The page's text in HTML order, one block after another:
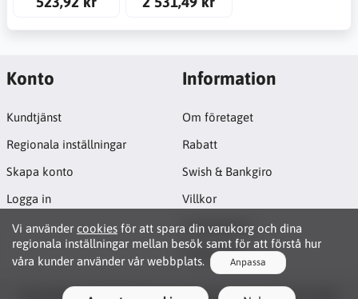
Vi använder cookies för att spara din varukorg och dina
regionala inställningar mellan besök samt för att förstå hur
våra kunder använder vår webbplats.
Anpassa
Functionality Cookies
Konto
Kundtjänst
Regionala inställningar
Skapa konto
Logga in
Information
Om företaget
Rabatt
Swish & Bankgiro
Villkor
Cookiepolicy
Projektsida
Copyright © 2026 JB CNC & Linear Components AB. All rights